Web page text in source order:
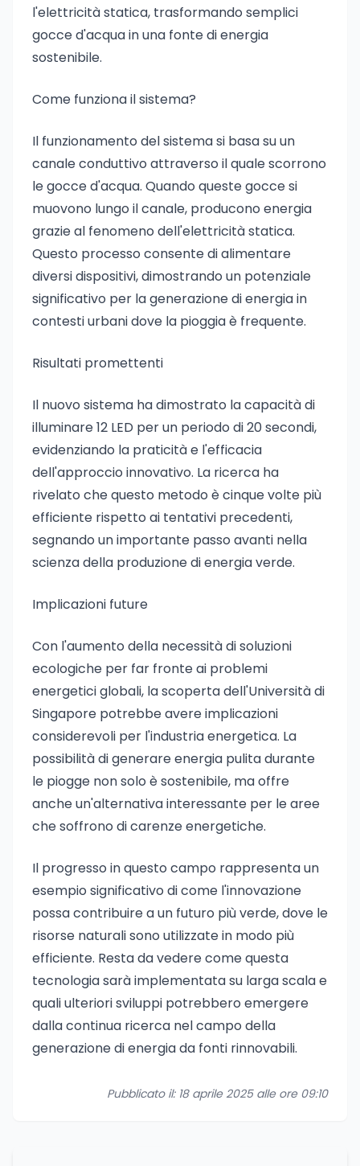
l'elettricità statica, trasformando semplici
gocce d'acqua in una fonte di energia
sostenibile.
Come funziona il sistema?
Il funzionamento del sistema si basa su un
canale conduttivo attraverso il quale scorrono
le gocce d'acqua. Quando queste gocce si
muovono lungo il canale, producono energia
grazie al fenomeno dell'elettricità statica.
Questo processo consente di alimentare
diversi dispositivi, dimostrando un potenziale
significativo per la generazione di energia in
contesti urbani dove la pioggia è frequente.
Risultati promettenti
Il nuovo sistema ha dimostrato la capacità di
illuminare 12 LED per un periodo di 20 secondi,
evidenziando la praticità e l'efficacia
dell'approccio innovativo. La ricerca ha
rivelato che questo metodo è cinque volte più
efficiente rispetto ai tentativi precedenti,
segnando un importante passo avanti nella
scienza della produzione di energia verde.
Implicazioni future
Con l'aumento della necessità di soluzioni
ecologiche per far fronte ai problemi
energetici globali, la scoperta dell'Università di
Singapore potrebbe avere implicazioni
considerevoli per l'industria energetica. La
possibilità di generare energia pulita durante
le piogge non solo è sostenibile, ma offre
anche un'alternativa interessante per le aree
che soffrono di carenze energetiche.
Il progresso in questo campo rappresenta un
esempio significativo di come l'innovazione
possa contribuire a un futuro più verde, dove le
risorse naturali sono utilizzate in modo più
efficiente. Resta da vedere come questa
tecnologia sarà implementata su larga scala e
quali ulteriori sviluppi potrebbero emergere
dalla continua ricerca nel campo della
generazione di energia da fonti rinnovabili.
Pubblicato il: 18 aprile 2025 alle ore 09:10